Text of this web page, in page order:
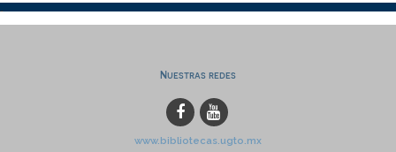
Nuestras redes
www.bibliotecas.ugto.mx